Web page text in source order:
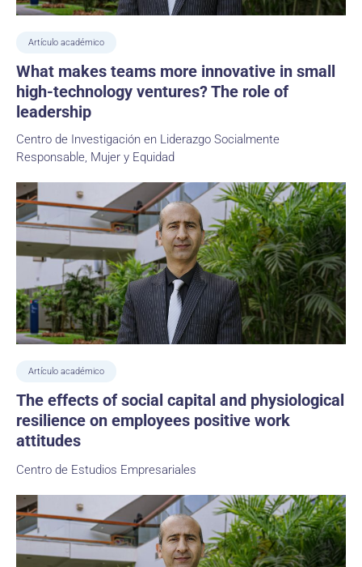
Artículo académico
What makes teams more innovative in small
high-technology ventures? The role of
leadership
Centro de Investigación en Liderazgo Socialmente
Responsable, Mujer y Equidad
Artículo académico
The effects of social capital and physiological
resilience on employees positive work
attitudes
Centro de Estudios Empresariales